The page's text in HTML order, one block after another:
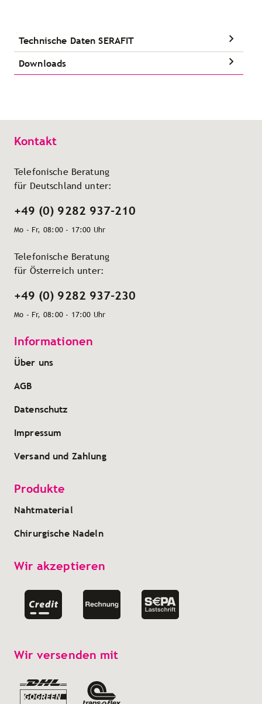
Technische Daten SERAFIT
Downloads
Kontakt
Telefonische Beratung
für Deutschland unter:
+49 (0) 9282 937-210
Mo - Fr, 08:00 - 17:00 Uhr
Telefonische Beratung
für Österreich unter:
+49 (0) 9282 937-230
Mo - Fr, 08:00 - 17:00 Uhr
Informationen
Über uns
AGB
Datenschutz
Impressum
Versand und Zahlung
Produkte
Nahtmaterial
Chirurgische Nadeln
Wir akzeptieren
Wir versenden mit